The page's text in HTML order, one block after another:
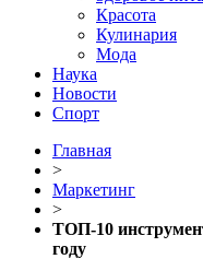
Красота
Кулинария
Мода
Наука
Новости
Спорт
Главная
>
Маркетинг
>
ТОП-10
году